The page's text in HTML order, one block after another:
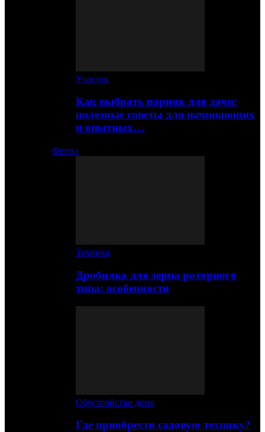
Участок
Как выбрать парник для дачи:
полезные советы для начинающих
и опытных…
Ферма
Техника
Дробилка для зерна роторного
типа: особенности
Обустройство дома
Где приобрести садовую технику?